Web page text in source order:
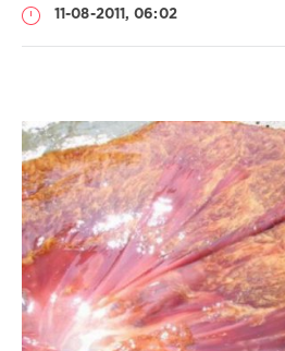
11-08-2011, 06:02
Natalja
3
253
1